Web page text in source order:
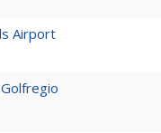
Airport